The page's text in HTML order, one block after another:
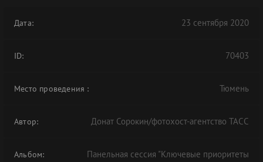
Дата: 23 сентября 2020
ID: 70403
Место проведения : Тюмень
Автор: Донат Сорокин/фотохост-агентство ТАСС
Альбом:
Панельная сессия "Ключевые приоритеты